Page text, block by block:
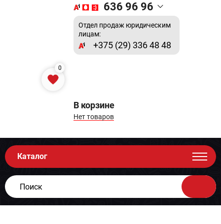
636 96 96
Отдел продаж юридическим
лицам:
+375 (29) 336 48 48
0
В корзине
Нет товаров
Каталог